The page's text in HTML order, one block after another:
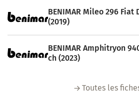
BENIMAR Mileo 296 Fiat
(2019)
BENIMAR Amphitryon
ch (2023)
Toutes les